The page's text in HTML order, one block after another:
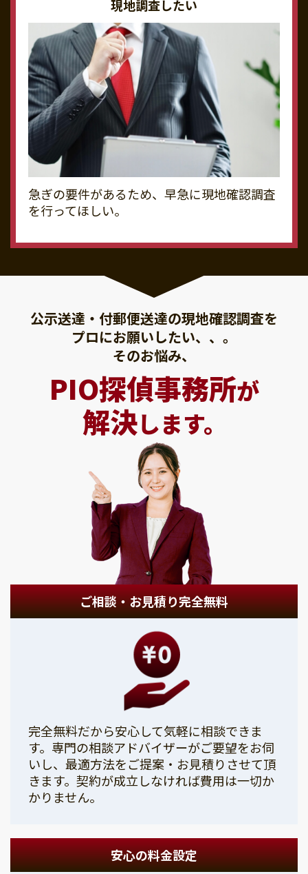
現地調査したい
急ぎの要件があるため、早急に現地確認調査
を行ってほしい。
公示送達・付郵便送達の現地確認調査を
プロにお願いしたい、、。
そのお悩み、
PIO探偵事務所が
解決します。
ご相談・お見積り完全無料
完全無料だから安心して気軽に相談できま
す。専門の相談アドバイザーがご要望をお伺
いし、最適方法をご提案・お見積りさせて頂
きます。契約が成立しなければ費用は一切か
かりません。
安心の料金設定